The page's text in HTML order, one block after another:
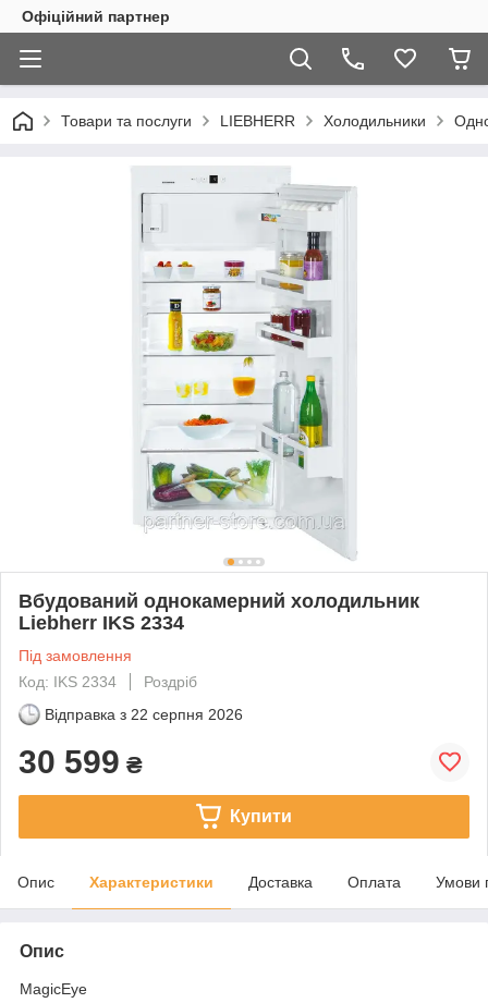
Офіційний партнер
Товари та послуги LIEBHERR Холодильники
Вбудований однокамерний холодильник
Liebherr IKS 2334
Під замовлення
Код: IKS 2334
Роздріб
Відправка з 22 серпня 2026
30 599 ₴
Купити
Опис Характеристики Доставка Оплата Умови
Опис
MagicEye